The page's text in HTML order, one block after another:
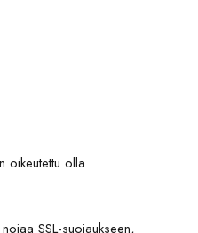
oikeutettu olla
SSL-suojaukseen,